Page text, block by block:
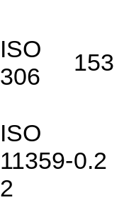
ISO
306
153
ISO
11359-
2
0.2